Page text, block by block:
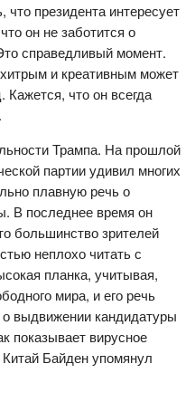
что президента интересует
он не заботится о
справедливый момент.
и креативным может
Кажется, что он всегда
Трампа. На прошлой
партии удивил многих
плавную речь о
В последнее время он
большинство зрителей
неплохо читать с
планка, учитывая,
мира, и его речь
выдвижении кандидатуры
показывает вирусное
Байден упомянул